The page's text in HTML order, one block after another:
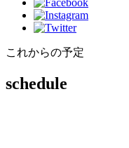
これからの予定
schedule